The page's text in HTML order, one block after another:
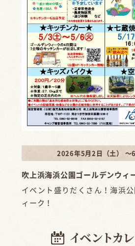
2026年5月2日（土） ～6
吹上浜海浜公園ゴールデンウィ
イベント盛りだくさん！海浜
ィーク！